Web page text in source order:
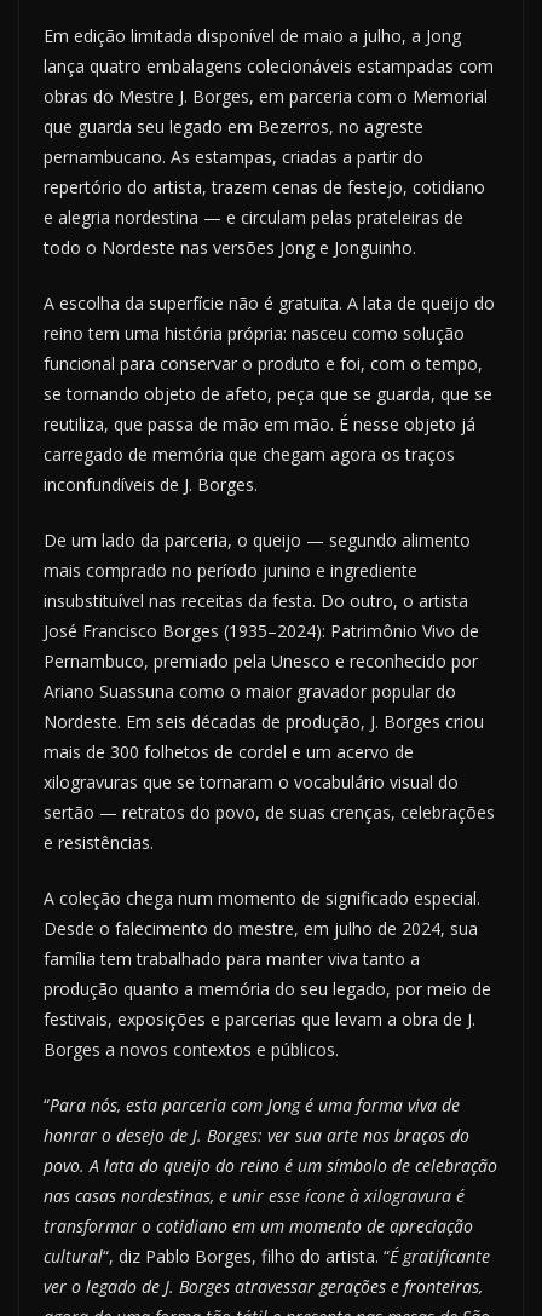
Em edição limitada disponível de maio a julho, a Jong
lança quatro embalagens colecionáveis estampadas com
obras do Mestre J. Borges, em parceria com o Memorial
que guarda seu legado em Bezerros, no agreste
pernambucano. As estampas, criadas a partir do
repertório do artista, trazem cenas de festejo, cotidiano
e alegria nordestina — e circulam pelas prateleiras de
todo o Nordeste nas versões Jong e Jonguinho.
A escolha da superfície não é gratuita. A lata de queijo do
reino tem uma história própria: nasceu como solução
funcional para conservar o produto e foi, com o tempo,
se tornando objeto de afeto, peça que se guarda, que se
reutiliza, que passa de mão em mão. É nesse objeto já
carregado de memória que chegam agora os traços
inconfundíveis de J. Borges.
De um lado da parceria, o queijo — segundo alimento
mais comprado no período junino e ingrediente
insubstituível nas receitas da festa. Do outro, o artista
José Francisco Borges (1935–2024): Patrimônio Vivo de
Pernambuco, premiado pela Unesco e reconhecido por
Ariano Suassuna como o maior gravador popular do
Nordeste. Em seis décadas de produção, J. Borges criou
mais de 300 folhetos de cordel e um acervo de
xilogravuras que se tornaram o vocabulário visual do
sertão — retratos do povo, de suas crenças, celebrações
e resistências.
A coleção chega num momento de significado especial.
Desde o falecimento do mestre, em julho de 2024, sua
família tem trabalhado para manter viva tanto a
produção quanto a memória do seu legado, por meio de
festivais, exposições e parcerias que levam a obra de J.
Borges a novos contextos e públicos.
“Para nós, esta parceria com Jong é uma forma viva de
honrar o desejo de J. Borges: ver sua arte nos braços do
povo. A lata do queijo do reino é um símbolo de celebração
nas casas nordestinas, e unir esse ícone à xilogravura é
transformar o cotidiano em um momento de apreciação
cultural“, diz Pablo Borges, filho do artista. “É gratificante
ver o legado de J. Borges atravessar gerações e fronteiras,